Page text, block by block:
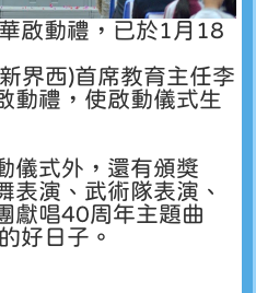
啟動禮，已於1月18
界西)首席教育主任李
動禮，使啟動儀式生
儀式外，還有頒獎
表演、武術隊表演、
獻唱40周年主題曲
好日子。